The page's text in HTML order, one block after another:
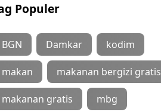
Populer
BGN Damkar kodim
makan makanan bergizi gratis
makanan gratis mbg